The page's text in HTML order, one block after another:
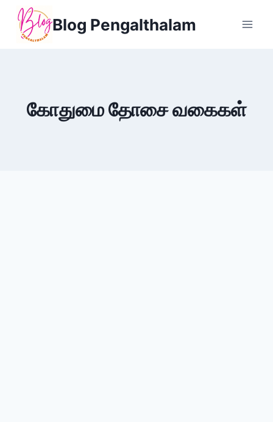
Skip
content
Blog Pengalthalam
கோதுமை தோசை வகைகள்